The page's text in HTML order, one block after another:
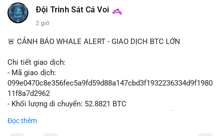
Đội Trinh Sát Cá Voi
2 giờ
🚨 CẢNH BÁO WHALE ALERT - GIAO DỊCH BTC LỚN
Chi tiết giao dịch:
- Mã giao dịch:
099e0470c8e356fec5a9fd59d88a147cbd3f1932236334d9f1980
11f8a7d2962
- Khối lượng di chuyển: 52.8821 BTC
USD)
Đọc thêm